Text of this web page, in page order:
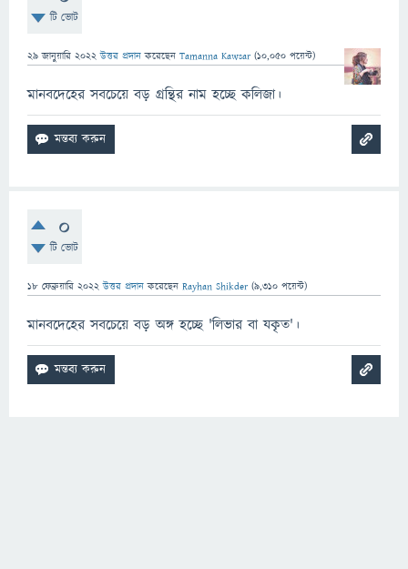
টি ভোট
29 জানুয়ারি 2022 উত্তর প্রদান করেছেন Tamanna Kawsar (10,050 পয়েন্ট)
মানবদেহের সবচেয়ে বড় গ্রন্থির নাম হচ্ছে কলিজা।
0
টি ভোট
18 ফেব্রুয়ারি 2022 উত্তর প্রদান করেছেন Rayhan Shikder (9,310 পয়েন্ট)
মানবদেহের সবচেয়ে বড় অঙ্গ হচ্ছে 'লিভার বা যকৃত'।